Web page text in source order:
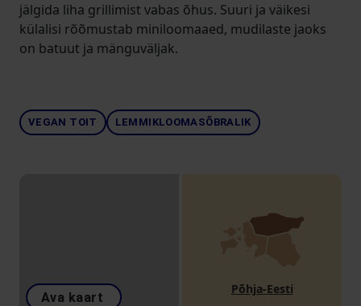
jälgida liha grillimist vabas õhus. Suuri ja väikesi
külalisi rõõmustab miniloomaaed, mudilaste jaoks
on batuut ja mänguväljak.
VEGAN TOIT LEMMIKLOOMASÕBRALIK
Ava kaart
Põhja-Eesti